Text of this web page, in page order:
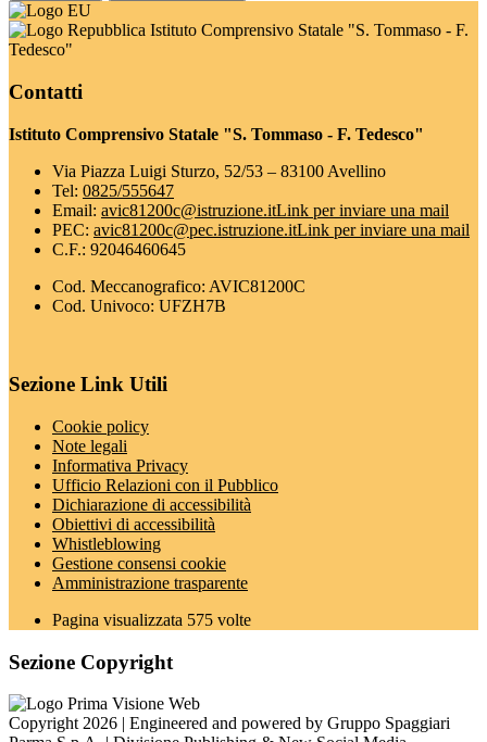
Istituto Comprensivo Statale "S. Tommaso - F.
Tedesco"
Contatti
Istituto Comprensivo Statale "S. Tommaso - F. Tedesco"
Via Piazza Luigi Sturzo, 52/53 – 83100 Avellino
Tel: 0825/555647
Email: avic81200c@istruzione.itLink per inviare una mail
PEC: avic81200c@pec.istruzione.itLink per inviare una mail
C.F.: 92046460645
Cod. Meccanografico: AVIC81200C
Cod. Univoco: UFZH7B
Sezione Link Utili
Cookie policy
Note legali
Informativa Privacy
Ufficio Relazioni con il Pubblico
Dichiarazione di accessibilità
Obiettivi di accessibilità
Whistleblowing
Gestione consensi cookie
Amministrazione trasparente
Pagina visualizzata 575 volte
Sezione Copyright
Copyright 2026 | Engineered and powered by Gruppo Spaggiari